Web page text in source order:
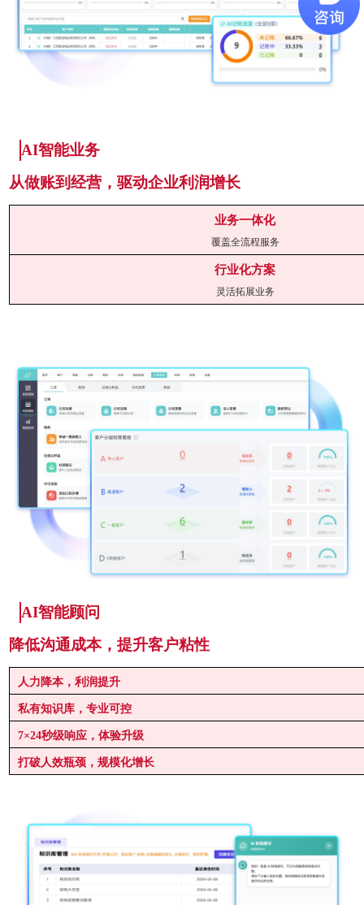
AI智能业务
从做账到经营，驱动企业利润增长
业务一体化
覆盖全流程服务
行业化方案
灵活拓展业务
AI智能顾问
降低沟通成本，提升客户粘性
人力降本，利润提升
私有知识库，专业可控
7×24秒级响应，体验升级
打破人效瓶颈，规模化增长